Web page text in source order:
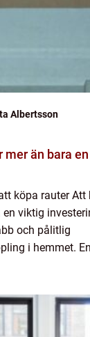
Albertsson
köpa rauter Att
en viktig
och pålitlig
i hemmet.